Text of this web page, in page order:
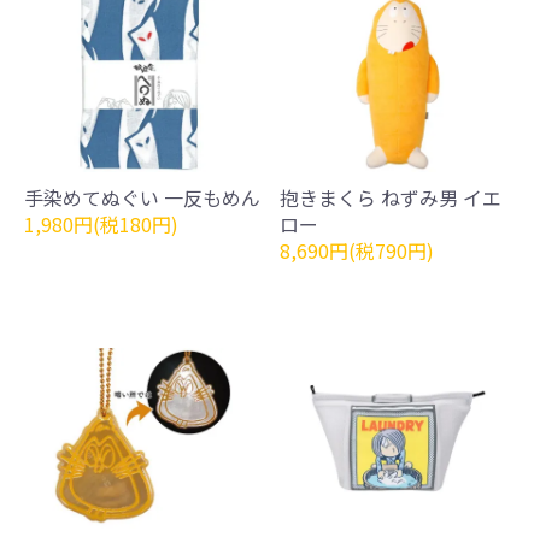
手染めてぬぐい 一反もめん
1,980円(税180円)
抱きまくら ねずみ男 イエ
ロー
8,690円(税790円)